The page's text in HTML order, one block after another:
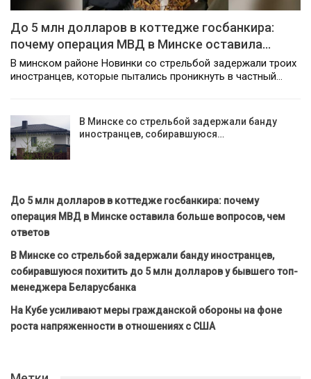
До 5 млн долларов в коттедже госбанкира:
почему операция МВД в Минске оставила…
В минском районе Новинки со стрельбой задержали троих
иностранцев, которые пытались проникнуть в частный…
В Минске со стрельбой задержали банду
иностранцев, собиравшуюся…
До 5 млн долларов в коттедже госбанкира: почему
операция МВД в Минске оставила больше вопросов, чем
ответов
В Минске со стрельбой задержали банду иностранцев,
собиравшуюся похитить до 5 млн долларов у бывшего топ-
менеджера Беларусбанка
На Кубе усиливают меры гражданской обороны на фоне
роста напряженности в отношениях с США